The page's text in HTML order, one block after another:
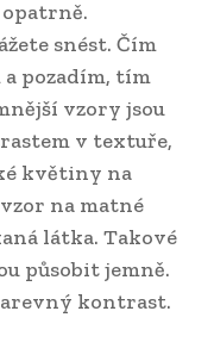
snést. Čím
pozadím, tím
vzory jsou
v textuře,
květiny na
na matné
látka. Takové
působit jemně.
kontrast.